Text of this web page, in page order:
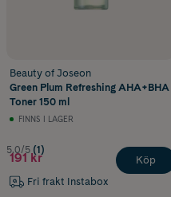
Beauty of Joseon
Green Plum Refreshing AHA+BHA
Toner 150 ml
FINNS I LAGER
5.0/5 (1)
191 kr
Fri frakt Instabox
Köp